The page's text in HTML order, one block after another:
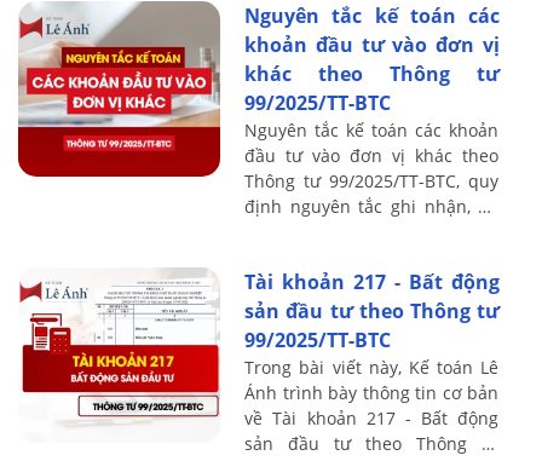
nội ...
Nguyên tắc kế toán các
khoản đầu tư vào đơn vị
khác theo Thông tư
99/2025/TT-BTC
Nguyên tắc kế toán các khoản
đầu tư vào đơn vị khác theo
Thông tư 99/2025/TT-BTC, quy
định nguyên tắc ghi nhận, đo
dài ...
Tài khoản 217 - Bất động
sản đầu tư theo Thông tư
99/2025/TT-BTC
Trong bài viết này, Kế toán Lê
Ánh trình bày thông tin cơ bản
về Tài khoản 217 - Bất động
sản đầu tư theo Thông tư